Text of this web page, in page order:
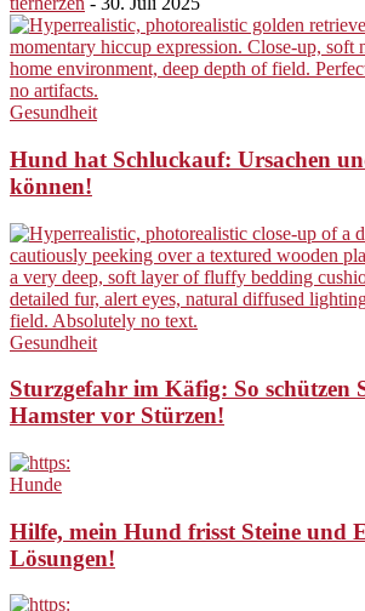
Gesundheit
Hund hat Schluckauf: Ursachen
können!
Gesundheit
Sturzgefahr im Käfig: So schützen
Hamster vor Stürzen!
Hunde
Hilfe, mein Hund frisst Steine und
Lösungen!